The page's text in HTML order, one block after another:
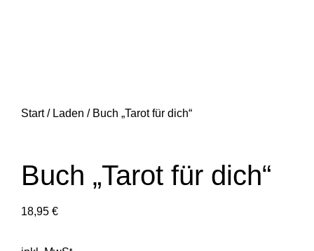
Start/ Laden / Buch „Tarot für dich“
Buch „Tarot für dich“
18,95 €